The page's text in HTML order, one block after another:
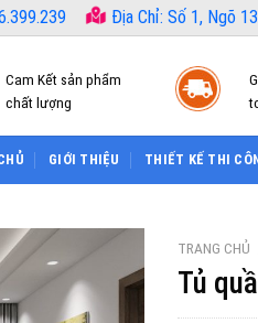
Địa Chỉ: Số 1, Ngõ
Cam Kết sản phẩm
chất lượng
GIỚI THIỆU THIẾT KẾ THI
TRANG CHỦ
Tủ